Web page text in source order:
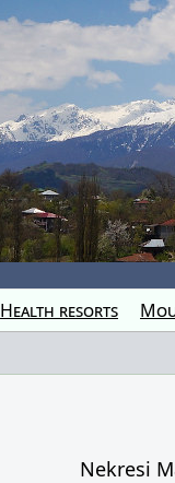
Health resorts
Nekresi